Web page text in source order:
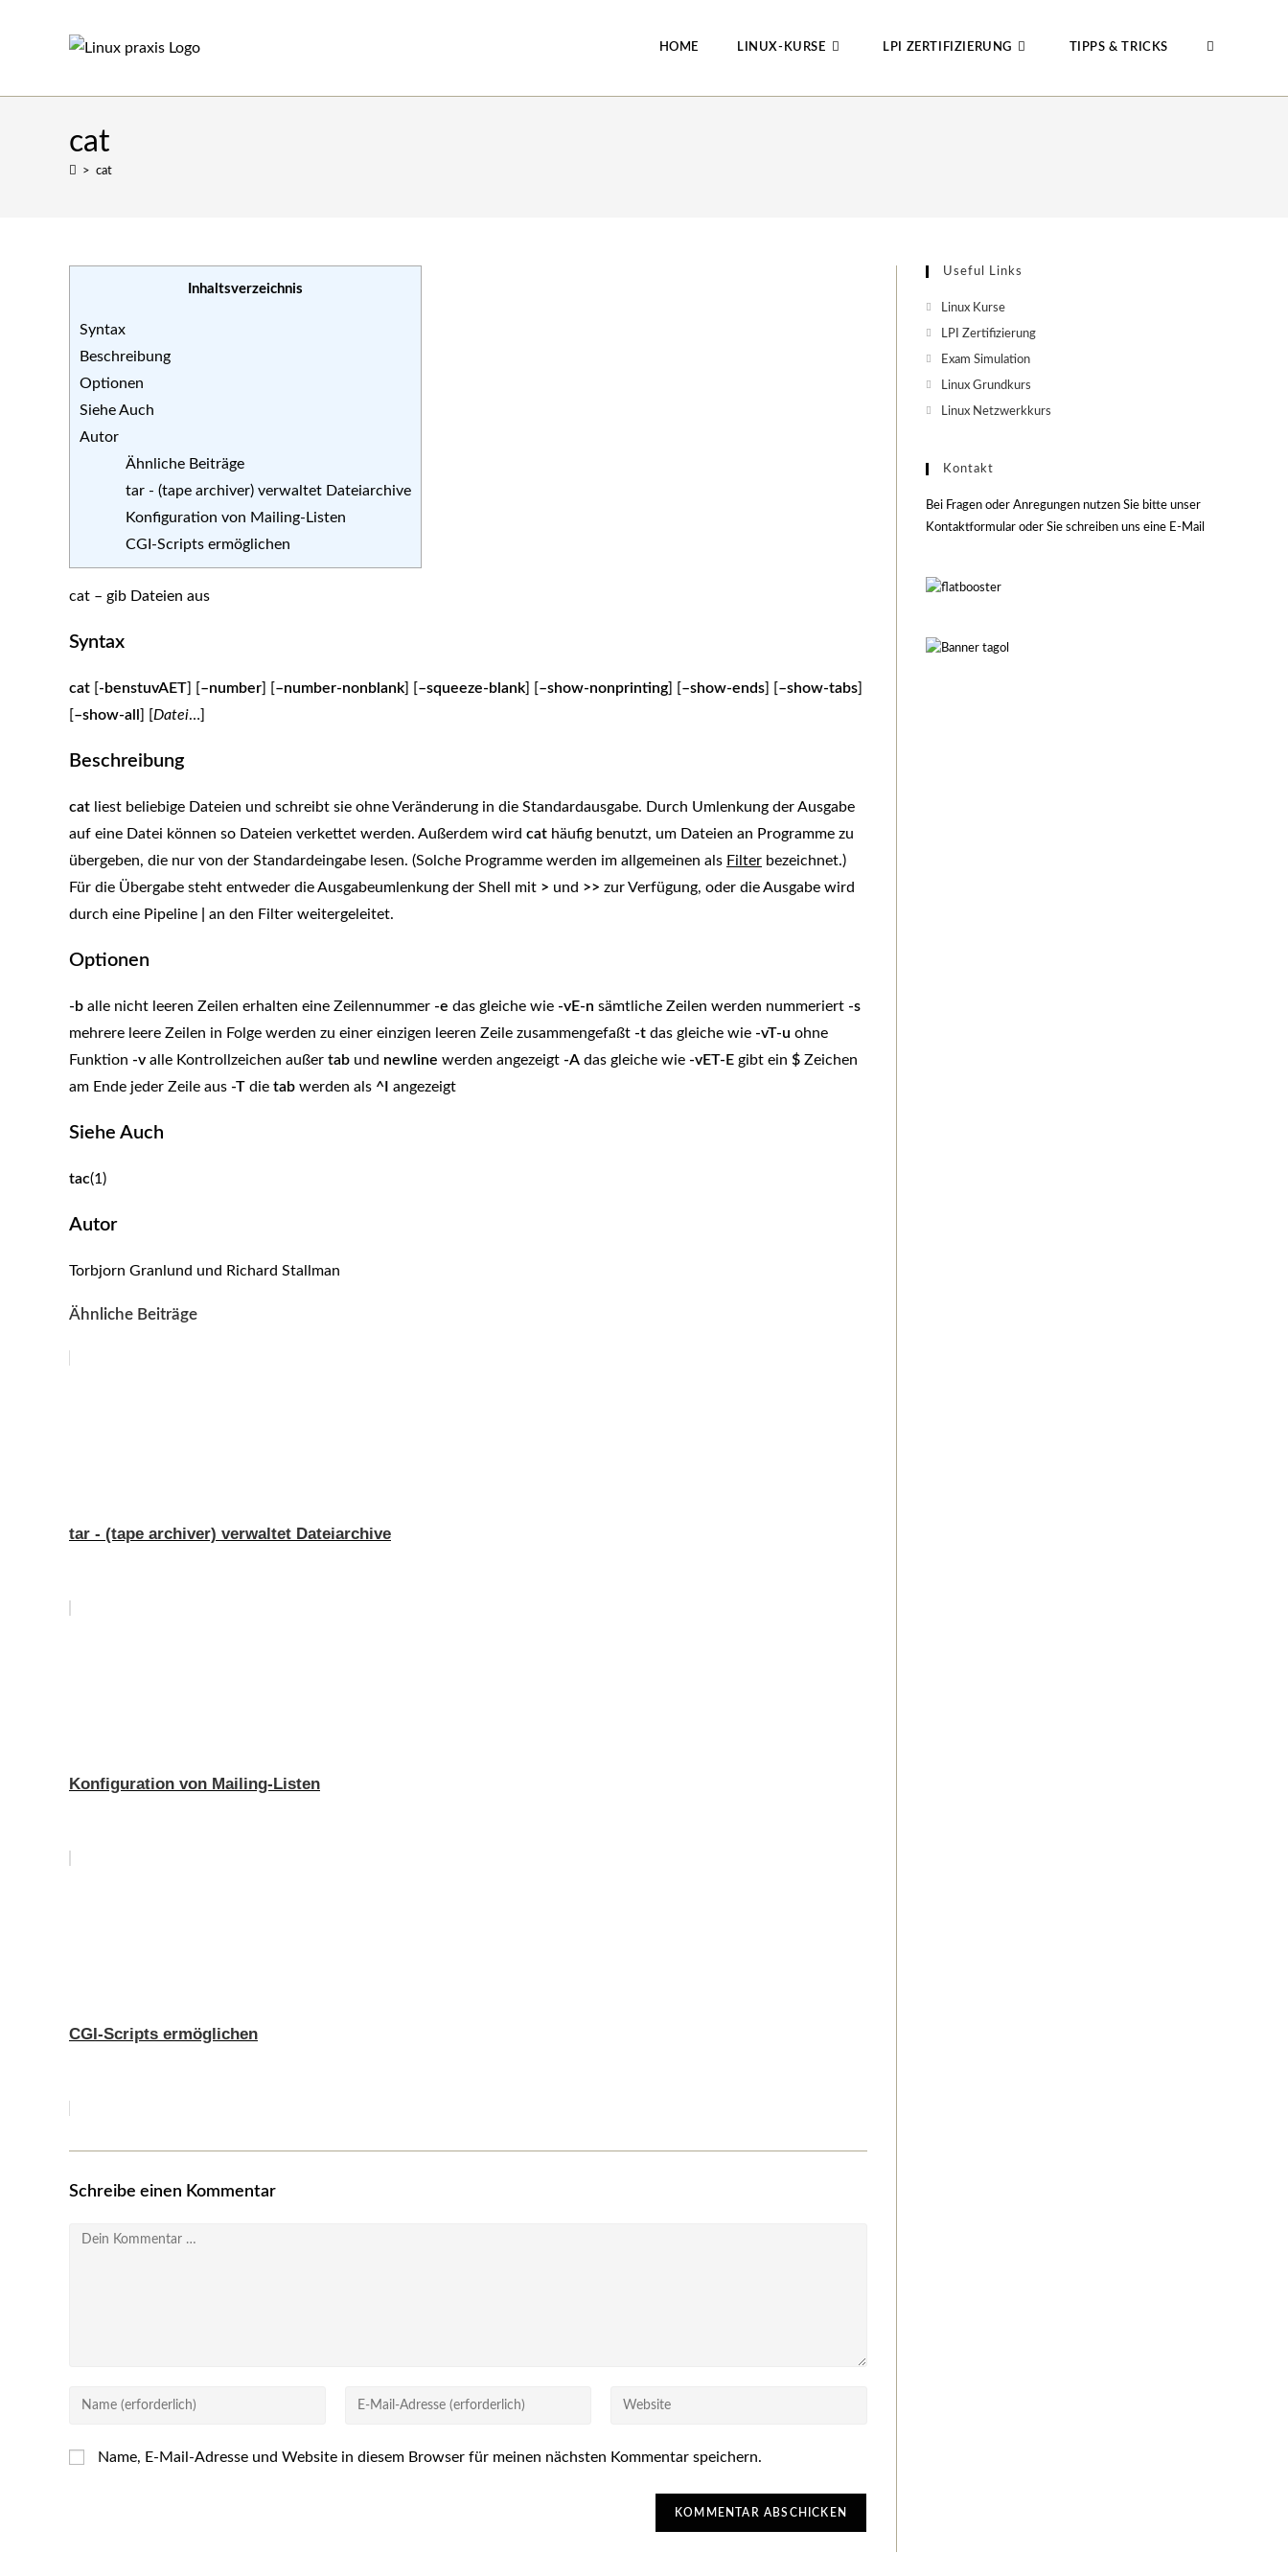
HOME LINUX-KURSE LPI ZERTIFIZIERUNG TIPPS & TRICKS WEBSITE-
cat
> cat
Inhaltsverzeichnis
Syntax
Beschreibung
Optionen
Siehe Auch
Autor
Ähnliche Beiträge
tar - (tape archiver) verwaltet Dateiarchive
Konfiguration von Mailing-Listen
CGI-Scripts ermöglichen
cat – gib Dateien aus
Syntax
cat [-benstuvAET] [–number] [–number-nonblank] [–squeeze-blank] [–show-nonprinting] [–show-ends] [–show-tabs]
[–show-all ] [Datei…]
Beschreibung
cat liest beliebige Dateien und schreibt sie ohne Veränderung in die Standardausgabe. Durch Umlenkung der Ausgabe
auf eine Datei können so Dateien verkettet werden. Außerdem wird cat häufig benutzt, um Dateien an Programme zu
übergeben, die nur von der Standardeingabe lesen. (Solche Programme werden im allgemeinen als Filter bezeichnet.)
Für die Übergabe steht entweder die Ausgabeumlenkung der Shell mit > und >> zur Verfügung, oder die Ausgabe wird
durch eine Pipeline
an den Filter weitergeleitet.
Optionen
-b alle nicht leeren Zeilen erhalten eine Zeilennummer -e das gleiche wie -vE-n sämtliche Zeilen werden nummeriert -s
mehrere leere Zeilen in Folge werden zu einer einzigen leeren Zeile zusammengefaßt -t das gleiche wie -vT-u ohne
Funktion -v alle Kontrollzeichen außer tab und newline werden angezeigt -A das gleiche wie -vET-E gibt ein $ Zeichen
am Ende jeder Zeile aus -T die tab werden als ^I angezeigt
Siehe Auch
tac(1)
Autor
Torbjorn Granlund und Richard Stallman
Ähnliche Beiträge
tar - (tape archiver) verwaltet Dateiarchive
Konfiguration von Mailing-Listen
CGI-Scripts ermöglichen
Schreibe einen Kommentar
Kommentar
Gib
oder
Gib
Gib
Name, E-Mail-Adresse und Website in diesem Browser für meinen nächsten Kommentar speichern.
Useful Links
Linux Kurse
LPI Zertifizierung
Exam Simulation
Linux Grundkurs
Linux Netzwerkkurs
Kontakt
Bei Fragen oder Anregungen nutzen Sie bitte unser
Kontaktformular oder Sie schreiben uns eine E-Mail